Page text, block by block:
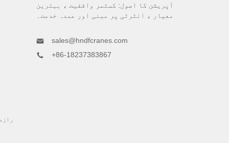
آپریشن کا اصول: کسٹمر واقفیت ، بہترین
معیار ، انٹرٹی پر مبنی اور عمدہ خدمت۔
sales@hndfcranes.com
+86-18237383867